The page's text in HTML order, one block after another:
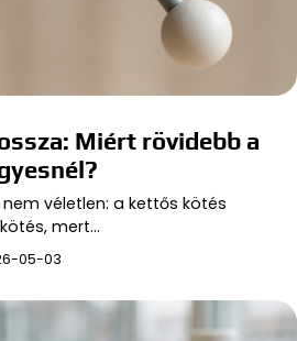
Miért rövidebb a
véletlen: a kettős kötés
mert…
05-03